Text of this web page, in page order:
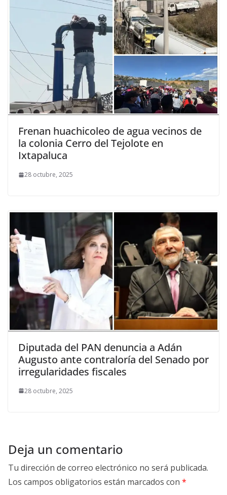
Frenan huachicoleo de agua vecinos de
la colonia Cerro del Tejolote en
Ixtapaluca
28 octubre, 2025
Diputada del PAN denuncia a Adán
Augusto ante contraloría del Senado por
irregularidades fiscales
28 octubre, 2025
Deja un comentario
Tu dirección de correo electrónico no será publicada.
Los campos obligatorios están marcados con *